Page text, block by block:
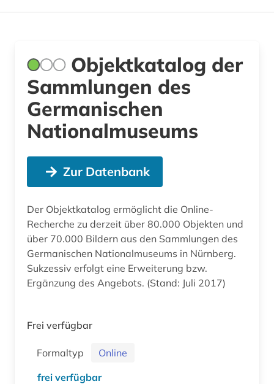
Objektkatalog der
Sammlungen des
Germanischen
Nationalmuseums
Zur Datenbank
Der Objektkatalog ermöglicht die Online-
Recherche zu derzeit über 80.000 Objekten und
über 70.000 Bildern aus den Sammlungen des
Germanischen Nationalmuseums in Nürnberg.
Sukzessiv erfolgt eine Erweiterung bzw.
Ergänzung des Angebots. (Stand: Juli 2017)
Frei verfügbar
Formaltyp
Online
frei verfügbar